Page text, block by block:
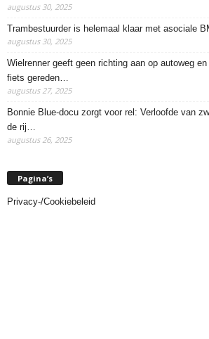
augustus 30, 2025
Trambestuurder is helemaal klaar met asociale
augustus 30, 2025
Wielrenner geeft geen richting aan op autoweg
fiets gereden…
augustus 27, 2025
Bonnie Blue-docu zorgt voor rel: Verloofde van
de rij…
augustus 26, 2025
Pagina’s
Privacy-/Cookiebeleid